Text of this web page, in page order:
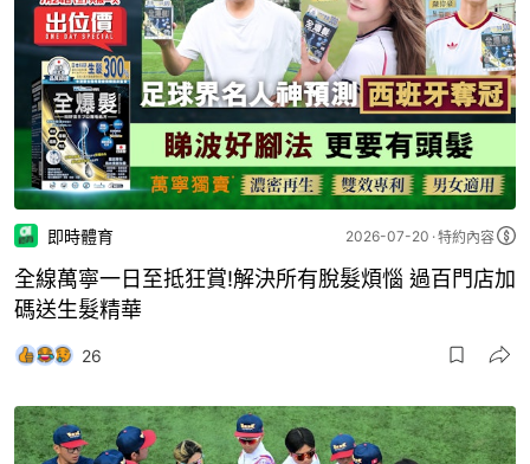
即時體育 2026-07-20 特約內容
碼送生髮精華